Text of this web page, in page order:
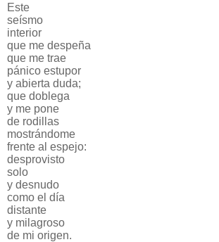
Este
seísmo
interior
que me despeña
que me trae
pánico estupor
y abierta duda;
que doblega
y me pone
de rodillas
mostrándome
frente al espejo:
desprovisto
solo
y desnudo
como el día
distante
y milagroso
de mi origen.